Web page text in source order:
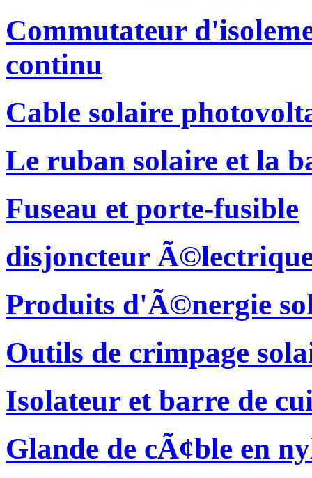
Commutateur
continu
Cable solaire
Le ruban solaire et la
Fuseau et porte-fusible
disjoncteur
Produits d'Ã©nergie
Outils de crimpage
Isolateur et barre de
Glande de cÃ¢ble en